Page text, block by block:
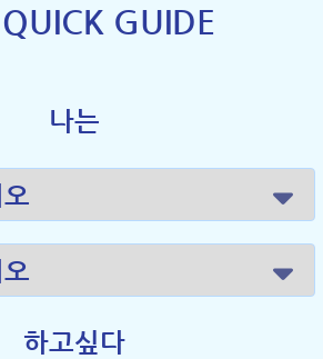
QUICK GUIDE
나는
하고싶다